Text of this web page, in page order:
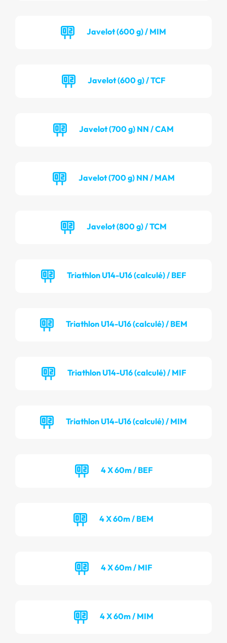
Javelot (600 g) / MIM
Javelot (600 g) / TCF
Javelot (700 g) NN / CAM
Javelot (700 g) NN / MAM
Javelot (800 g) / TCM
Triathlon U14-U16 (calculé) / BEF
Triathlon U14-U16 (calculé) / BEM
Triathlon U14-U16 (calculé) / MIF
Triathlon U14-U16 (calculé) / MIM
4 X 60m / BEF
4 X 60m / BEM
4 X 60m / MIF
4 X 60m / MIM